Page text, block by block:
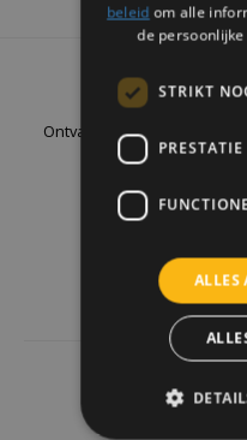
Ontvang de laatste
4441
beleid om alle
de
STRIKT
PRESTATIE
ALLES